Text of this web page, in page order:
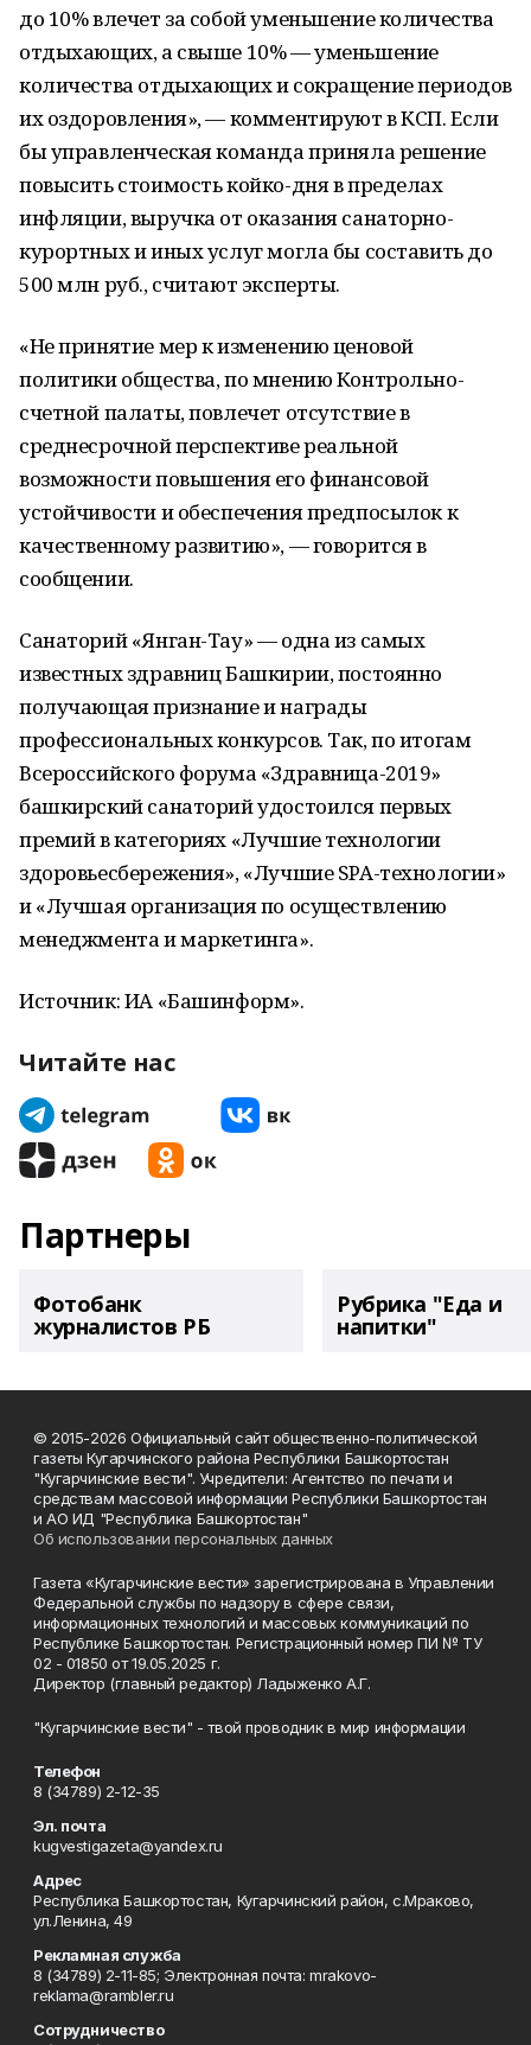
до 10% влечет за собой уменьшение количества
отдыхающих, а свыше 10% — уменьшение
количества отдыхающих и сокращение периодов
их оздоровления», — комментируют в КСП. Если
бы управленческая команда приняла решение
повысить стоимость койко-дня в пределах
инфляции, выручка от оказания санаторно-
курортных и иных услуг могла бы составить до
500 млн руб., считают эксперты.
«Не принятие мер к изменению ценовой
политики общества, по мнению Контрольно-
счетной палаты, повлечет отсутствие в
среднесрочной перспективе реальной
возможности повышения его финансовой
устойчивости и обеспечения предпосылок к
качественному развитию», — говорится в
сообщении.
Санаторий «Янган-Тау» — одна из самых
известных здравниц Башкирии, постоянно
получающая признание и награды
профессиональных конкурсов. Так, по итогам
Всероссийского форума «Здравница-2019»
башкирский санаторий удостоился первых
премий в категориях «Лучшие технологии
здоровьесбережения», «Лучшие SPA-технологии»
и «Лучшая организация по осуществлению
менеджмента и маркетинга».
Источник: ИА «Башинформ».
Читайте нас
Партнеры
Фотобанк
журналистов РБ
Рубрика "Еда и
напитки"
© 2015-2026 Официальный сайт общественно-политической
газеты Кугарчинского района Республики Башкортостан
"Кугарчинские вести". Учредители: Агентство по печати и
средствам массовой информации Республики Башкортостан
и АО ИД "Республика Башкортостан"
Об использовании персональных данных
Газета «Кугарчинские вести» зарегистрирована в Управлении
Федеральной службы по надзору в сфере связи,
информационных технологий и массовых коммуникаций по
Республике Башкортостан. Регистрационный номер ПИ № ТУ
02 - 01850 от 19.05.2025 г.
Директор (главный редактор) Ладыженко А.Г.
"Кугарчинские вести" - твой проводник в мир информации
Телефон
8 (34789) 2-12-35
Эл. почта
kugvestigazeta@yandex.ru
Адрес
Республика Башкортостан, Кугарчинский район, с.Мраково,
ул.Ленина, 49
Рекламная служба
8 (34789) 2-11-85; Электронная почта: mrakovo-
reklama@rambler.ru
Сотрудничество